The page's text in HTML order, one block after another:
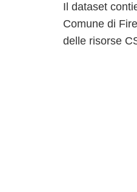
Il dataset
Comune di
delle risorse